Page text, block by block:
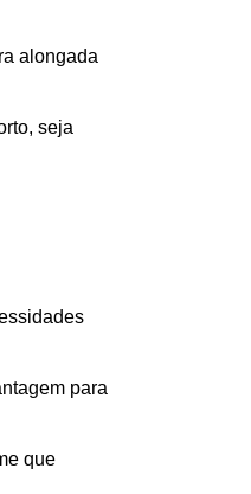
alongada
seja
para
que